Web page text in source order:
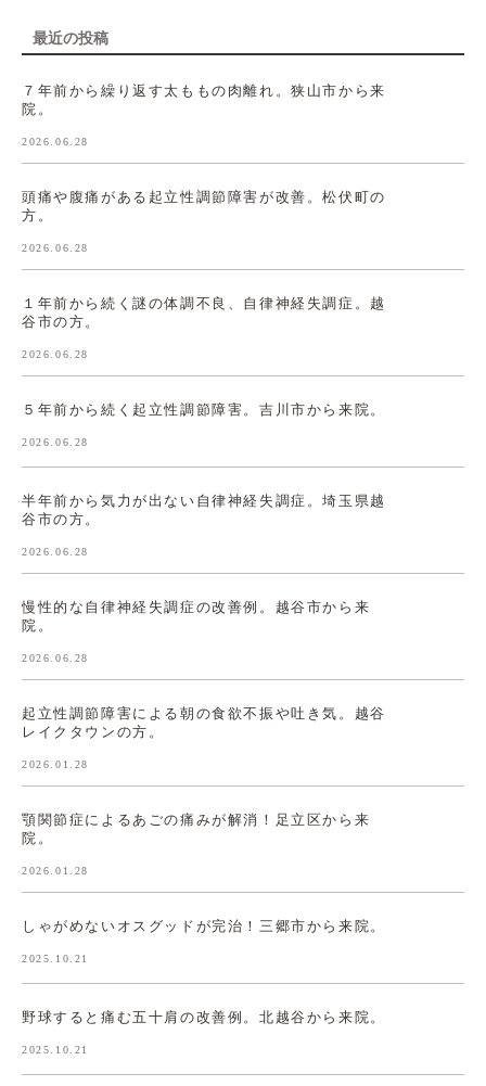
最近の投稿
７年前から繰り返す太ももの肉離れ。狭山市から来
院。
2026.06.28
頭痛や腹痛がある起立性調節障害が改善。松伏町の
方。
2026.06.28
１年前から続く謎の体調不良、自律神経失調症。越
谷市の方。
2026.06.28
５年前から続く起立性調節障害。吉川市から来院。
2026.06.28
半年前から気力が出ない自律神経失調症。埼玉県越
谷市の方。
2026.06.28
慢性的な自律神経失調症の改善例。越谷市から来
院。
2026.06.28
起立性調節障害による朝の食欲不振や吐き気。越谷
レイクタウンの方。
2026.01.28
顎関節症によるあごの痛みが解消！足立区から来
院。
2026.01.28
しゃがめないオスグッドが完治！三郷市から来院。
2025.10.21
野球すると痛む五十肩の改善例。北越谷から来院。
2025.10.21